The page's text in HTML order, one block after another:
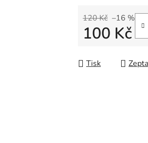
120 Kč –16 %
100 Kč
Tisk